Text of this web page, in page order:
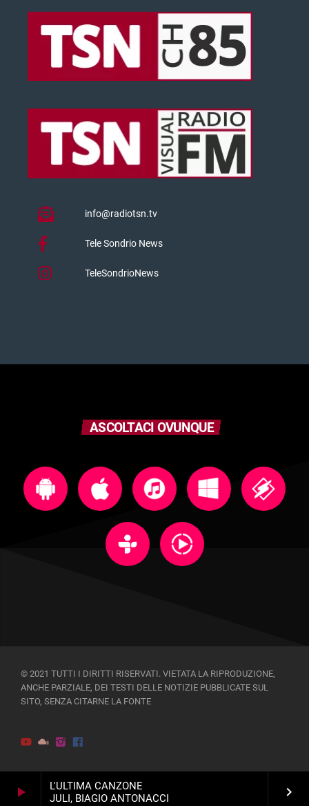
play_arrow
L'ULTIMA CANZONE
JULI, BIAGIO ANTONACCI
keyboard_arrow_right
info@radiotsn.tv
Tele Sondrio News
TeleSondrioNews
ASCOLTACI OVUNQUE
© 2021 TUTTI I DIRITTI RISERVATI. VIETATA LA RIPRODUZIONE,
ANCHE PARZIALE, DEI TESTI DELLE NOTIZIE PUBBLICATE SUL
SITO, SENZA CITARNE LA FONTE